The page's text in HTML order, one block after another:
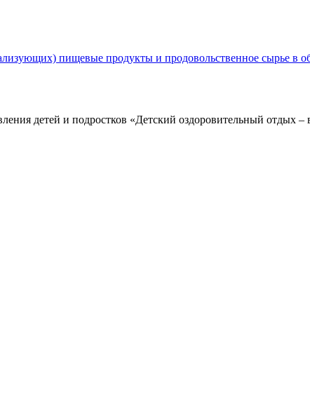
пищевые продукты и продовольственное сырье в
детей и подростков «Детский оздоровительный отдых –